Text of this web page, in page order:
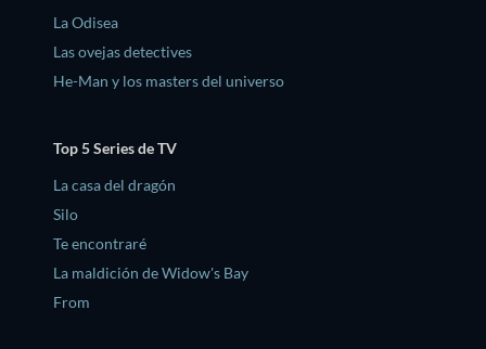
La Odisea
Las ovejas detectives
He-Man y los masters del universo
Top 5 Series de TV
La casa del dragón
Silo
Te encontraré
La maldición de Widow's Bay
From